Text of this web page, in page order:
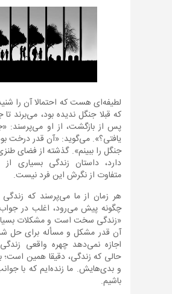
لطیفه‌ای هست که احتمالا آن را
که قبلا جنگل ندیده بود، می‌برند تا
پس از بازگشت، از او می‌پرسند:
یافتی؟». می‌گوید: «آن قدر درخت
جنگل را ببینم». گذشته از فضای
دارد، داستان زندگی بسیاری از
متفاوت از نگرش این فرد نیست.
هر زمان از ما می‌پرسند که
چگونه پیش می‌رود، اغلب در
«زندگی سخت است و مشکلات
آن قدر مشکل و مسأله برای حل
اجازه نمی‌دهد چهره واقعی زندگی
حالی که زندگی، دقیقا همین است؛
و بدی‌هایش. ما زنده‌ایم که با
باشیم.